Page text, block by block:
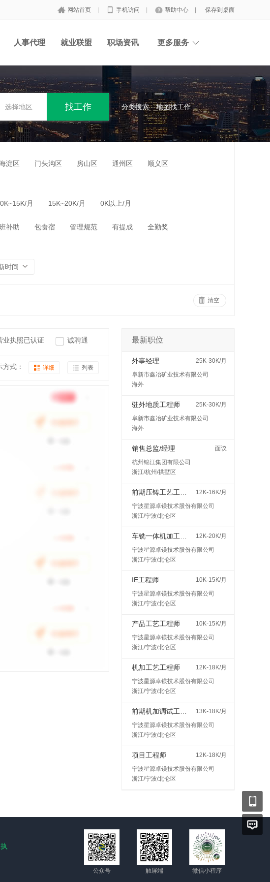
网站首页 手机访问 帮助中心 保存到桌面
人事代理 就业联盟 职场资讯 更多服务
选择地区 分类搜索 地图找工作
淀区 门头沟区 房山区 通州区 顺义区
月 15K~20K/月 0K以上/月
补助 包食宿 管理规范 有提成 全勤奖
时间
清空
业执照已认证 诚聘通
方式： 详细 列表
最新职位
外事经理
25K-30K/月
阜新市鑫冶矿业技术有限公司
海外
驻外地质工程师
25K-30K/月
阜新市鑫冶矿业技术有限公司
海外
销售总监/经理
面议
杭州锦江集团有限公司
浙江/杭州/拱墅区
12K-16K/月
宁波星源卓镁技术股份有限公司
浙江/宁波/北仑区
12K-20K/月
宁波星源卓镁技术股份有限公司
浙江/宁波/北仑区
IE工程师
10K-15K/月
宁波星源卓镁技术股份有限公司
浙江/宁波/北仑区
产品工艺工程师
10K-15K/月
宁波星源卓镁技术股份有限公司
浙江/宁波/北仑区
机加工艺工程师
12K-18K/月
宁波星源卓镁技术股份有限公司
浙江/宁波/北仑区
13K-18K/月
宁波星源卓镁技术股份有限公司
浙江/宁波/北仑区
项目工程师
12K-18K/月
宁波星源卓镁技术股份有限公司
浙江/宁波/北仑区
公众号 触屏端 微信小程序